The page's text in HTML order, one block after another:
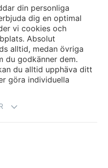
din personliga
dig en optimal
vi cookies och
Absolut
alltid, medan övriga
du godkänner dem.
du alltid upphäva ditt
göra individuella